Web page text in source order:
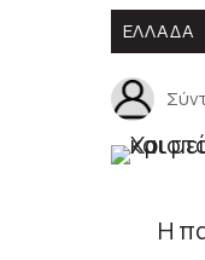
ΕΛΛΑΔΑ
Η